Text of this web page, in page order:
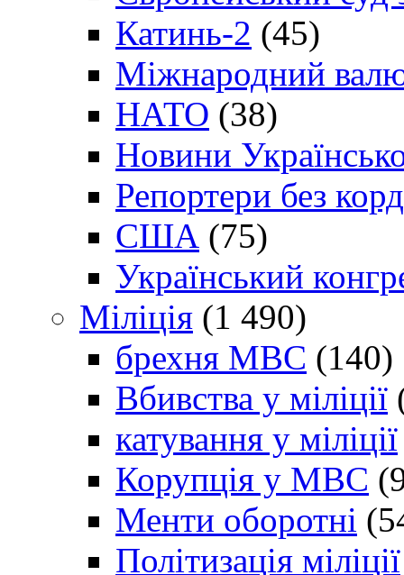
Катинь-2 (45)
Міжнародний
НАТО (38)
Новини
Репортери без
США (75)
Український
Міліція (1 490)
брехня МВС (140)
Вбивства у міліції
катування у міліції
Корупція у МВС
Менти оборотні
Політизація міліції